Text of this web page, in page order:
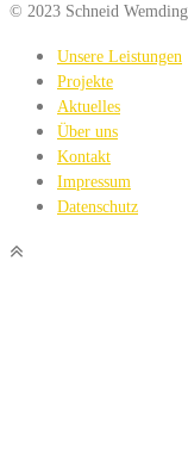
© 2023 Schneid
Unsere Leistungen
Projekte
Aktuelles
Über uns
Kontakt
Impressum
Datenschutz